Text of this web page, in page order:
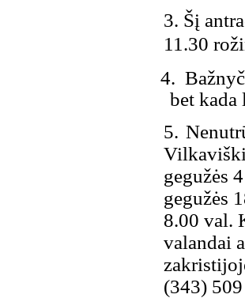
3. Šį
11.30
4.
bet
5.
gegužės
gegužės
8.00 val.
valandai
(343)